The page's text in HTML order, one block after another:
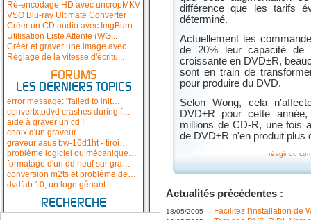
Ré-encodage HD avec uncropMKV
VSO Blu-ray Ultimate Converter
Créer un CD audio avec ImgBurn
Utilisation Liste Attente (WG...
Créer et graver une image avec...
Réglage de la vitesse d'écritu...
FORUMS
LES DERNIERS TOPICS
error message: "failed to init…
convertxtodvd crashes during f…
aide à graver un cd !
choix d'un graveur
graveur asus bw-16d1ht - tiroi…
problème logiciel ou mécanique…
formatage d'un dd neuf sur gra…
conversion m2ts et problème de…
dvdfab 10, un logo gênant
RECHERCHE
différence que les tarifs
déterminé.
Actuellement les
de 20% leur capacité de
croissante en DVD±R,
sont en train de
pour produire du DVD.
Selon Wong, cela
DVD±R pour cette
millions de CD-R, une fois
de DVD±R n'en produit plus
réagir ou
Actualités précédentes :
18/05/2005 Facilitez l'installation de